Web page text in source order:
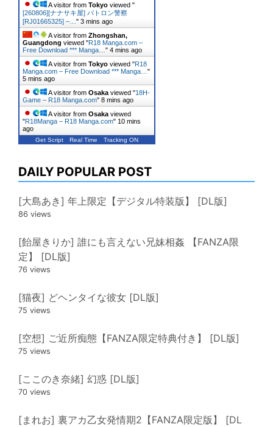
A visitor from Tokyo viewed "
[260806][ナナサキ屋] パトロン警察
[RJ01665325] –… " 3 mins ago
A visitor from Zhongshan,
Guangdong viewed "R18 Manga.com –
Free Download *** Manga… " 4 mins ago
A visitor from Tokyo viewed "R18
Manga.com – Free Download *** Manga… "
5 mins ago
A visitor from Osaka viewed "18H-
Game – R18 Manga.com" 8 mins ago
A visitor from Osaka viewed
"R18Manga – R18 Manga.com" 10 mins
ago
Get Script Real Time Tracking ON
DAILY POPULAR POST
[大島あき] 年上限定【デジタル特装版】 [DL版]
86 views
[飴屋きりか] 誰にも言えない兄妹相姦 【FANZA限
定】 [DL版]
76 views
[猫夜] どヘンタイな彼女 [DL版]
75 views
[空想] ご近所痴態【FANZA限定特典付き】 [DL版]
75 views
[ここのき奈緒] 幻惑 [DL版]
70 views
[まれお] 裏アカ乙女発情期2【FANZA限定版】 [DL